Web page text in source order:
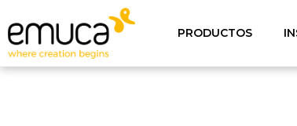
PRODUCTOS